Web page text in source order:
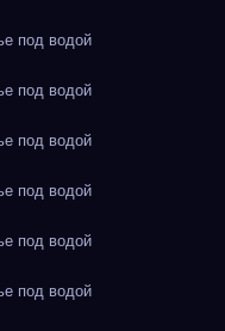
под водой
под водой
под водой
под водой
под водой
под водой